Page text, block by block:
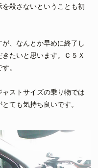
殺さないということも初
、なんとか早めに終了し
たいと思います。Ｃ５Ｘ
。
ストサイズの乗り物では
ても気持ち良いです。